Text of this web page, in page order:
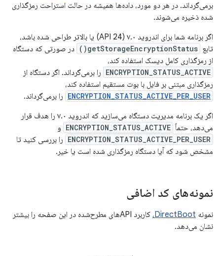
برمی‌گرداند. در هر دو مورد، داده‌ها همیشه در حالت استراحت رمزگذاری
شده ذخیره می‌شوند.
اگر برنامه شما برای اندروید ۷.۰ (API 24) یا بالاتر طراحی شده باشد،
تابع getStorageEncryptionStatus()
در صورتی که دستگاه
از رمزگذاری کامل دیسک استفاده کند،
ENCRYPTION_STATUS_ACTIVE را برمی‌گرداند. اگر دستگاه از
رمزگذاری مبتنی بر فایل با بوت مستقیم استفاده کند،
ENCRYPTION_STATUS_ACTIVE_PER_USER را برمی‌گرداند.
اگر یک برنامه مدیریت دستگاه می‌سازید که اندروید ۷.۰ را هدف قرار
می‌دهد، حتماً ENCRYPTION_STATUS_ACTIVE و
ENCRYPTION_STATUS_ACTIVE_PER_USER را بررسی کنید تا
مشخص شود که آیا دستگاه رمزگذاری شده است یا خیر.
نمونه‌های کد اضافی
نمونه DirectBoot،
کاربرد APIهای مطرح‌شده در این صفحه را بیشتر
نشان می‌دهد.